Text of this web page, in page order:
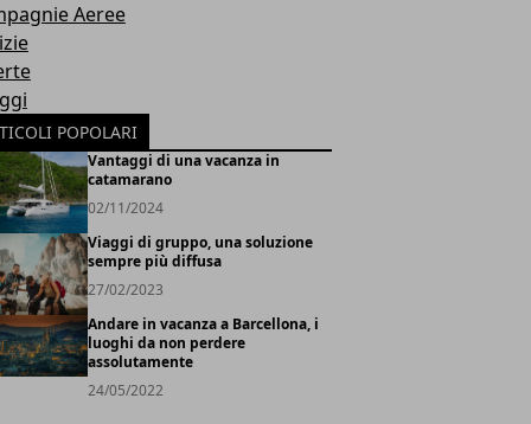
Aeree
POPOLARI
Vantaggi di una vacanza in
catamarano
02/11/2024
Viaggi di gruppo, una soluzione
sempre più diffusa
27/02/2023
Andare in vacanza a Barcellona, i
luoghi da non perdere
assolutamente
24/05/2022